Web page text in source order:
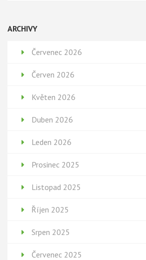
ARCHIVY
Červenec 2026
Červen 2026
Květen 2026
Duben 2026
Leden 2026
Prosinec 2025
Listopad 2025
Říjen 2025
Srpen 2025
Červenec 2025